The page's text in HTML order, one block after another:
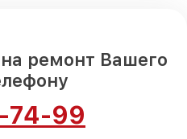
ремонт Вашего
74-99